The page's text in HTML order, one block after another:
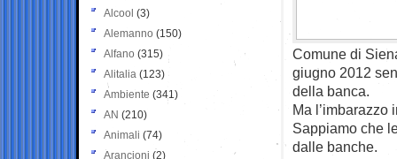
Comune di
giugno 2012
della banca.
Ma l’imbarazzo
Sappiamo che
dalle banche.
Alcool (3)
Alemanno (150)
Alfano (315)
Alitalia (123)
Ambiente (341)
AN (210)
Animali (74)
Arancioni (2)